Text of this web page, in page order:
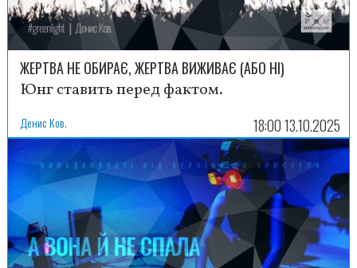
ЖЕРТВА НЕ ОБИРАЄ, ЖЕРТВА ВИЖИВАЄ (АБО НІ)
Юнг ставить перед фактом.
Денис Ков. 18:00 13.10.2025